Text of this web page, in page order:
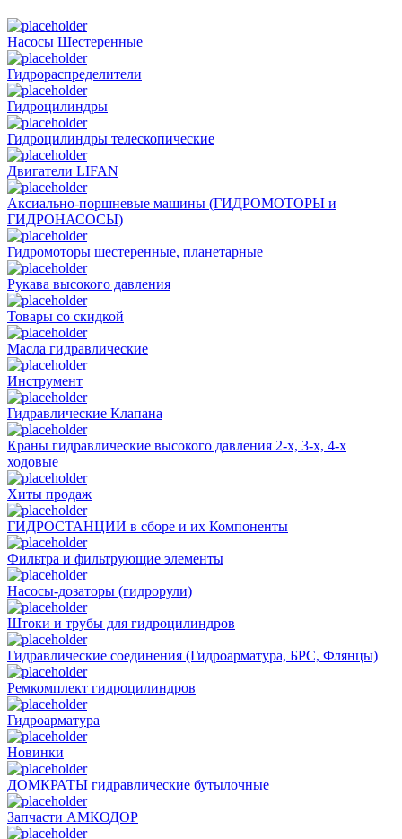
Насосы Шестеренные
Гидрораспределители
Гидроцилиндры
Гидроцилиндры телескопические
Двигатели LIFAN
Аксиально-поршневые машины (ГИДРОМОТОРЫ и
ГИДРОНАСОСЫ)
Гидромоторы шестеренные, планетарные
Рукава высокого давления
Товары со скидкой
Масла гидравлические
Инструмент
Гидравлические Клапана
Краны гидравлические высокого давления 2-х, 3-х, 4-х
ходовые
Хиты продаж
ГИДРОСТАНЦИИ в сборе и их Компоненты
Фильтра и фильтрующие элементы
Насосы-дозаторы (гидрорули)
Штоки и трубы для гидроцилиндров
Гидравлические соединения (Гидроарматура, БРС, Флянцы)
Ремкомплект гидроцилиндров
Гидроарматура
Новинки
ДОМКРАТЫ гидравлические бутылочные
Запчасти АМКОДОР